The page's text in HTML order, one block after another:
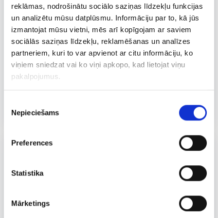
reklāmas, nodrošinātu sociālo saziņas līdzekļu funkcijas
un analizētu mūsu datplūsmu. Informāciju par to, kā jūs
izmantojat mūsu vietni, mēs arī kopīgojam ar saviem
sociālās saziņas līdzekļu, reklamēšanas un analīzes
partneriem, kuri to var apvienot ar citu informāciju, ko
viņiem sniedzat vai ko viņi apkopo, kad lietojat viņu
pakalpojumus.
izvēle
Nepieciešams
Preferences
Statistika
Mārketings
MĀJAS 420 G